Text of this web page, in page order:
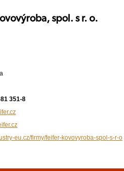
spol. s r. o.
351-8
eu.cz/firmy/feifer-kovovyroba-spol-s-r-o